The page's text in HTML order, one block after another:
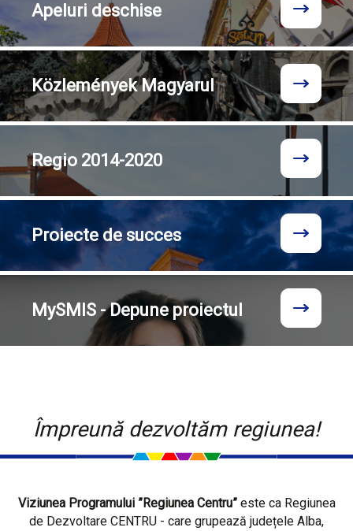
Apeluri deschise
KözleményekMagyarul
Regio 2014-2020
Proiecte de succes
MySMIS - Depune proiectul
Împreună dezvoltăm regiunea!
Viziunea Programului ”Regiunea Centru”este ca Regiunea
de Dezvoltare CENTRU - care grupează județele Alba,